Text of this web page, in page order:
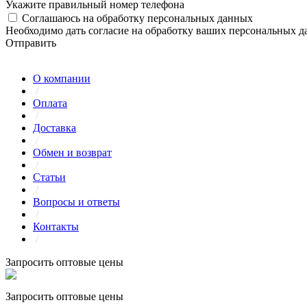
Укажите правильный номер телефона
Соглашаюсь на обработку персональных данных
Необходимо дать согласие на обработку ваших персональных
Отправить
О компании
/
Оплата
/
Доставка
/
Обмен и возврат
/
Статьи
/
Вопросы и ответы
/
Контакты
/
Запросить оптовые цены
Запросить оптовые цены